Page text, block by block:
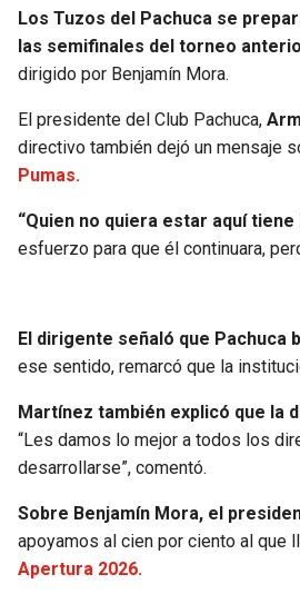
Los Tuzos del Pachuca se
las semifinales del torneo
dirigido por Benjamín Mora.
El presidente del Club Pachuca,
directivo también dejó un mensaje
Pumas.
“Quien no quiera estar aquí
esfuerzo para que él continuara,
El dirigente señaló que Pachuca
ese sentido, remarcó que la
Martínez también explicó que la
“Les damos lo mejor a todos los
desarrollarse”, comentó.
Sobre Benjamín Mora, el
apoyamos al cien por ciento al que
Apertura 2026.